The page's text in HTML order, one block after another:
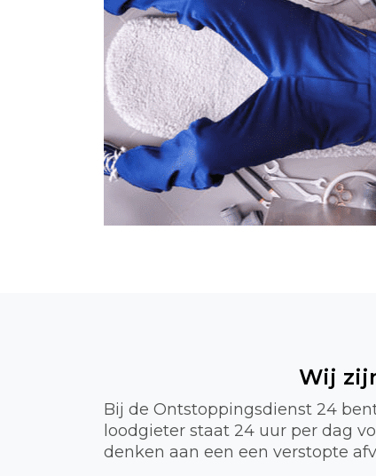
Wij
Bij de Ontstoppingsdienst 24
loodgieter staat 24 uur per dag
denken aan een een verstopte